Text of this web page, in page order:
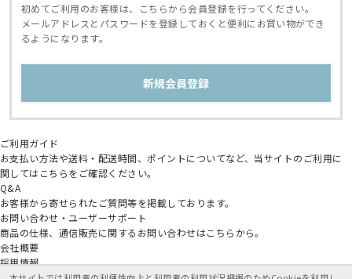
初めてご利用のお客様は、こちらから会員登録を行ってください。
メールアドレスとパスワードを登録しておくと便利にお買い物ができ
るようになります。
ご利用ガイド
お支払い方法や送料・配送時間、ポイントについてなど、当サイトのご利用に
関してはこちらをご確認ください。
Q&A
お客様から寄せられたご質問等を掲載しております。
お問い合わせ・ユーザーサポート
商品の仕様、通信販売に関するお問い合わせはこちらから。
会社概要
採用情報